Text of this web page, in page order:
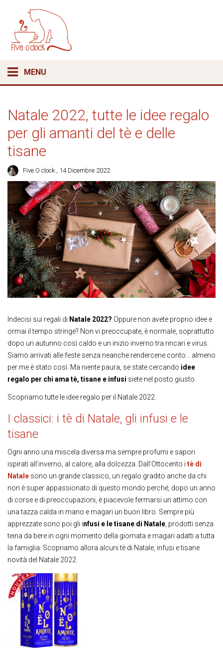
MENU
Natale 2022, tutte le idee regalo
per gli amanti del tè e delle
tisane
Five O clock , 14 Dicembre 2022
Indecisi sui regali di Natale 2022? Oppure non avete proprio idee e
ormai il tempo stringe? Non vi preoccupate, è normale, soprattutto
dopo un autunno così caldo e un inizio inverno tra rincari e virus.
Siamo arrivati alle feste senza neanche rendercene conto… almeno
per me è stato così. Ma niente paura, se state cercando idee
regalo per chi ama tè, tisane e infusi siete nel posto giusto.
Scopriamo tutte le idee regalo per il Natale 2022.
I classici: i tè di Natale, gli infusi e le
tisane
Ogni anno una miscela diversa ma sempre profumi e sapori
ispirati all’inverno, al calore, alla dolcezza. Dall’Ottocento i tè di
Natale sono un grande classico, un regalo gradito anche da chi
non è super appassionato di questo mondo perché, dopo un anno
di corse e di preoccupazioni, è piacevole fermarsi un attimo con
una tazza calda in mano e magari un buon libro. Sempre più
apprezzate sono poi gli infusi e le tisane di Natale , prodotti senza
teina da bere in ogni momento della giornata e magari adatti a tutta
la famiglia. Scopriamo allora alcuni tè di Natale, infusi e tisane
novità del Natale 2022.